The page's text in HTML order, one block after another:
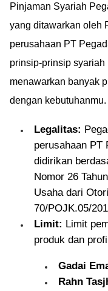
Pinjaman Syariah
yang ditawarkan oleh
perusahaan PT
prinsip-prinsip
menawarkan banyak
dengan kebutuhanmu.
Legalitas:
perusahaan PT
didirikan
Nomor 26
Usaha dari
70/POJK.05/
Limit: Limit
produk dan
Gadai
Rahn